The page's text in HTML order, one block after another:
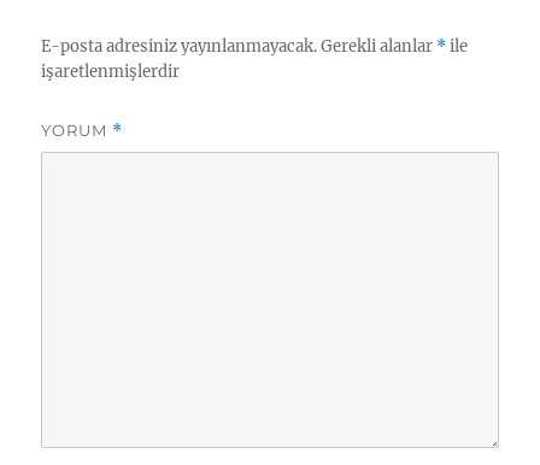
E-posta adresiniz yayınlanmayacak. Gerekli alanlar *ile
işaretlenmişlerdir
YORUM *